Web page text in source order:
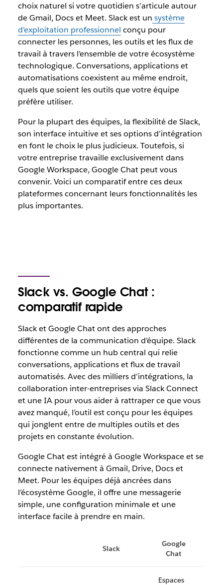
choix naturel si votre quotidien s’articule autour
de Gmail, Docs et Meet. Slack est un système
d’exploitation professionnel conçu pour
connecter les personnes, les outils et les flux de
travail à travers l’ensemble de votre écosystème
technologique. Conversations, applications et
automatisations coexistent au même endroit,
quels que soient les outils que votre équipe
préfère utiliser.
Pour la plupart des équipes, la flexibilité de Slack,
son interface intuitive et ses options d’intégration
en font le choix le plus judicieux. Toutefois, si
votre entreprise travaille exclusivement dans
Google Workspace, Google Chat peut vous
convenir. Voici un comparatif entre ces deux
plateformes concernant leurs fonctionnalités les
plus importantes.
Slack vs. Google Chat :
comparatif rapide
Slack et Google Chat ont des approches
différentes de la communication d’équipe. Slack
fonctionne comme un hub central qui relie
conversations, applications et flux de travail
automatisés. Avec des milliers d’intégrations, la
collaboration inter-entreprises via Slack Connect
et une IA pour vous aider à rattraper ce que vous
avez manqué, l’outil est conçu pour les équipes
qui jonglent entre de multiples outils et des
projets en constante évolution.
Google Chat est intégré à Google Workspace et se
connecte nativement à Gmail, Drive, Docs et
Meet. Pour les équipes déjà ancrées dans
l’écosystème Google, il offre une messagerie
simple, une configuration minimale et une
interface facile à prendre en main.
Slack
Google
Chat
Espaces